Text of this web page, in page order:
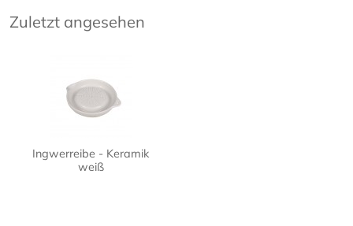
Zuletzt angesehen
Ingwerreibe - Keramik
weiß